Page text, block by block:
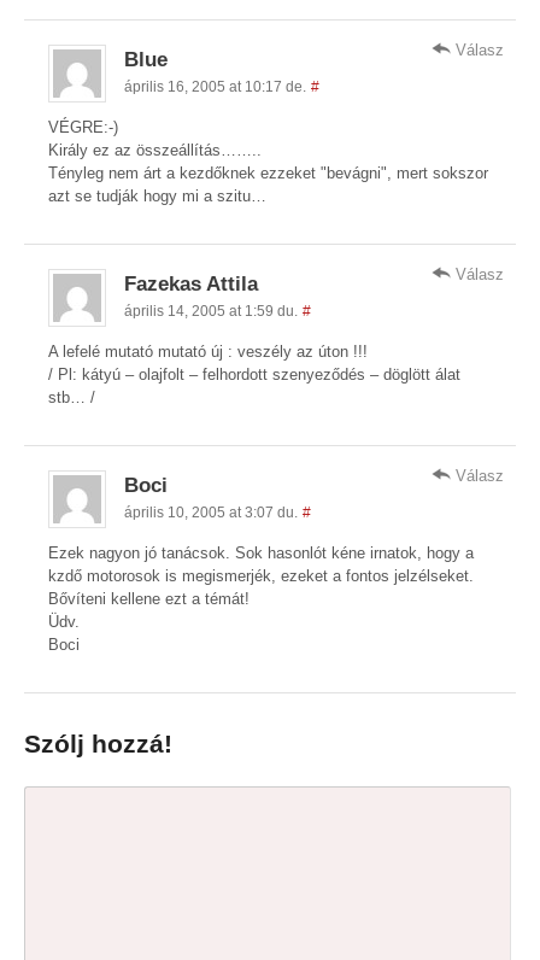
Blue
április 16, 2005 at 10:17 de. #
VÉGRE:-)
Király ez az összeállítás……..
Tényleg nem árt a kezdőknek ezzeket "bevágni", mert sokszor
azt se tudják hogy mi a szitu…
Válasz
Fazekas Attila
április 14, 2005 at 1:59 du. #
A lefelé mutató mutató új : veszély az úton !!!
/ Pl: kátyú – olajfolt – felhordott szenyeződés – döglött álat
stb… /
Válasz
Boci
április 10, 2005 at 3:07 du. #
Ezek nagyon jó tanácsok. Sok hasonlót kéne irnatok, hogy a
kzdő motorosok is megismerjék, ezeket a fontos jelzélseket.
Bővíteni kellene ezt a témát!
Üdv.
Boci
Válasz
Szólj hozzá!